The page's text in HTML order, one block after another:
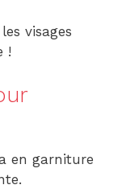
visages
!
en garniture